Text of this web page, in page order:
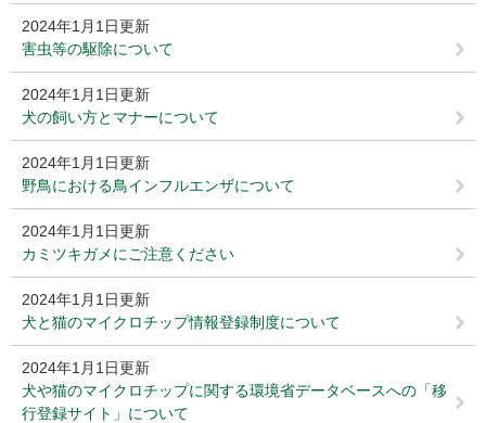
2024年1月1日更新
害虫等の駆除について
2024年1月1日更新
犬の飼い方とマナーについて
2024年1月1日更新
野鳥における鳥インフルエンザについて
2024年1月1日更新
カミツキガメにご注意ください
2024年1月1日更新
犬と猫のマイクロチップ情報登録制度について
2024年1月1日更新
犬や猫のマイクロチップに関する環境省データベースへの「移
行登録サイト」について